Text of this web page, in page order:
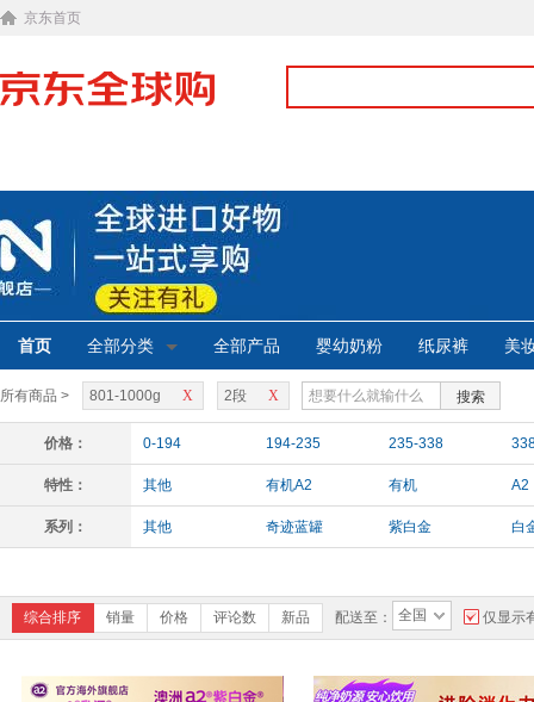
京东首页
首页 全部分类 全部产品 婴幼奶粉 纸尿裤 美
所有商品 > X
801-1000g X
2段 搜索
价格： 0-194 194-235 235-338
特性： 其他 有机A2 有机 A2
系列： 其他 奇迹蓝罐 紫白金 白
综合排序 销量 价格 评论数 新品 配送至： 全国 仅显示